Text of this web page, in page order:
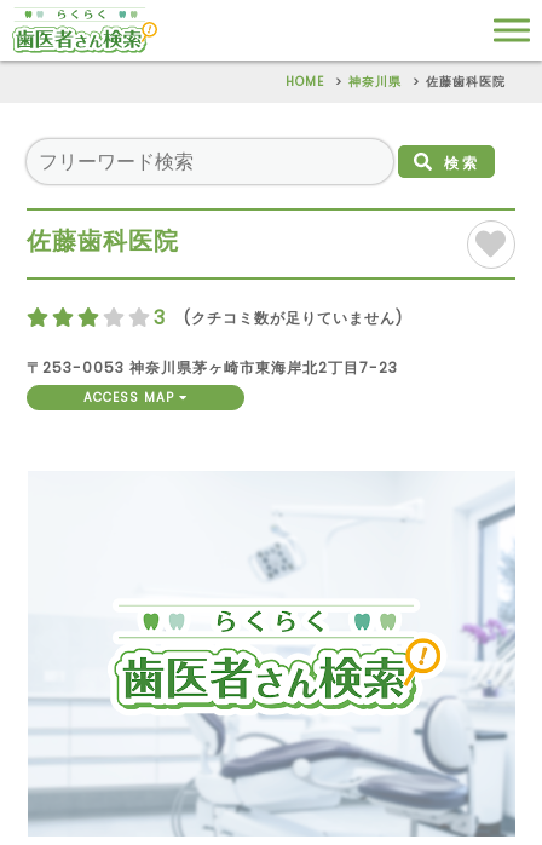
HOME 神奈川県 佐藤歯科医院
検索
佐藤歯科医院
3 (クチコミ数が足りていません)
〒253-0053 神奈川県茅ヶ崎市東海岸北2丁目7-23
ACCESS MAP